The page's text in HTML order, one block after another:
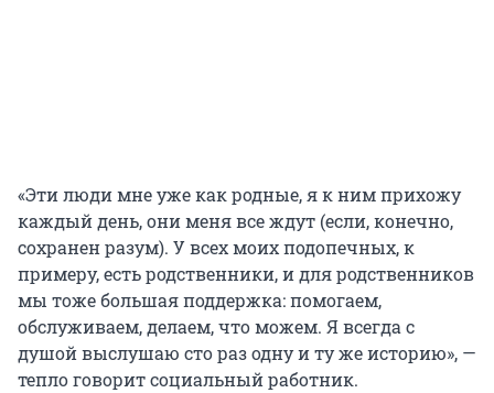
«Эти люди мне уже как родные, я к ним прихожу
каждый день, они меня все ждут (если, конечно,
сохранен разум). У всех моих подопечных, к
примеру, есть родственники, и для родственников
мы тоже большая поддержка: помогаем,
обслуживаем, делаем, что можем. Я всегда с
душой выслушаю сто раз одну и ту же историю», —
тепло говорит социальный работник.